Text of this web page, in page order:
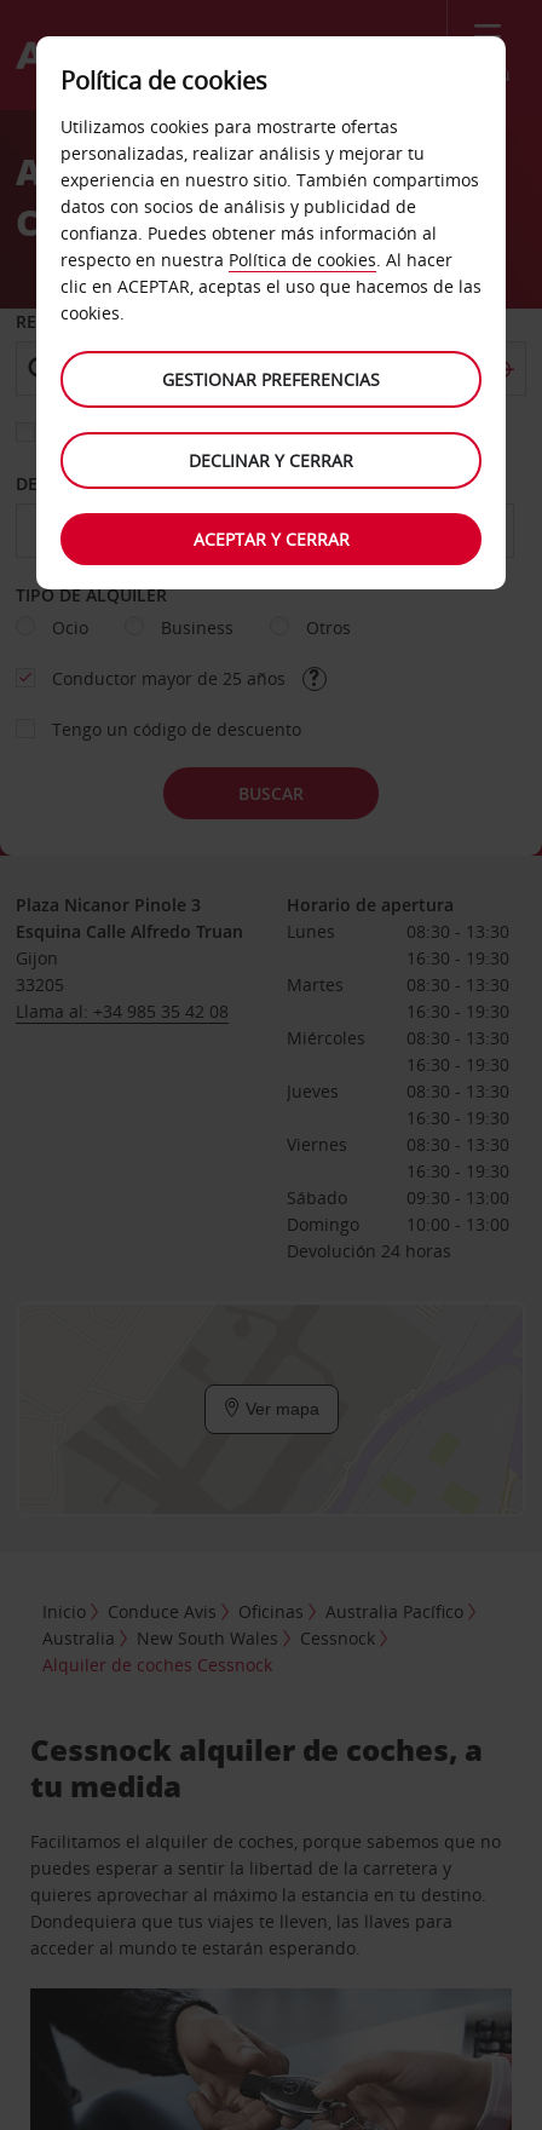
Menú
Welcome
AvisAlquiler de coches
Cessnock
RECOGER EN
Elegir otra oficina de devolución
DESDE HASTA
TIPO DE ALQUILER
Ocio
Business Otros
Conductor mayor de 25 años
Tengo un código de descuento
BUSCAR
Plaza Nicanor Pinole 3
Esquina Calle Alfredo Truan
Gijon
33205
Llama al: +34 985 35 42 08
Horario de apertura
Lunes
08:30 - 13:30
16:30 - 19:30
Martes
08:30 - 13:30
16:30 - 19:30
Miércoles
08:30 - 13:30
16:30 - 19:30
Jueves
08:30 - 13:30
16:30 - 19:30
Viernes
08:30 - 13:30
16:30 - 19:30
Sábado
09:30 - 13:00
Domingo
10:00 - 13:00
Devolución 24 horas
Ver mapa
Inicio Conduce Avis Oficinas
Australia Pacífico
Australia
New South Wales
Cessnock
Alquiler de coches Cessnock
Cessnock alquiler de coches, a
tu medida
Facilitamos el alquiler de coches, porque sabemos que no
puedes esperar a sentir la libertad de la carretera y
quieres aprovechar al máximo la estancia en tu destino.
Dondequiera que tus viajes te lleven, las llaves para
acceder al mundo te estarán esperando.
Política de cookies
Utilizamos cookies para mostrarte ofertas
personalizadas, realizar análisis y mejorar tu
experiencia en nuestro sitio. También compartimos
datos con socios de análisis y publicidad de
confianza. Puedes obtener más información al
respecto en nuestra Política de cookies. Al hacer
clic en ACEPTAR, aceptas el uso que hacemos de las
cookies.
GESTIONAR PREFERENCIAS
DECLINAR Y CERRAR
ACEPTAR Y CERRAR